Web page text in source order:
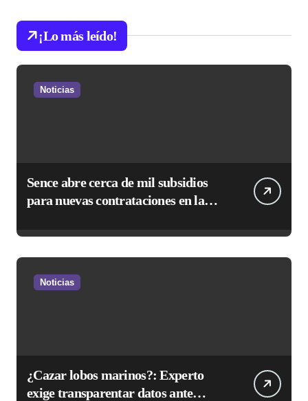
¡Lo más leído!
Noticias
Sence abre cerca de mil subsidios
para nuevas contrataciones en la
Noticias
¿Cazar lobos marinos?: Experto
exige transparentar datos ante